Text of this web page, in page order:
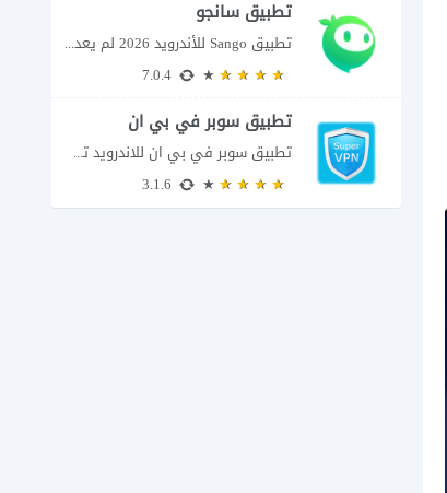
تطبيق سانجو
تطبيق Sango للأندرويد 2026 لم يعد تطبيق سانجو Sango مجرد مساحة لإرسال الرسائل أو...
تطبيق سوبر في بي ان
تطبيق سوبر في بي ان للاندرويد تطبيق سوبر في بي ان من تطبيقات الشبكات...